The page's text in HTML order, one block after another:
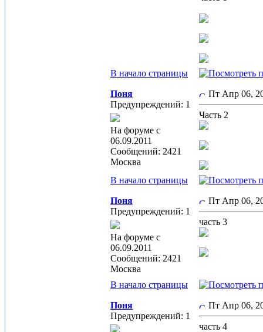
В начало страницы
Поня
Предупреждений: 1
На форуме с
06.09.2011
Сообщений: 2421
Москва
Пт Апр 06,
Часть 2
В начало страницы
Поня
Предупреждений: 1
На форуме с
06.09.2011
Сообщений: 2421
Москва
Пт Апр 06,
часть 3
В начало страницы
Поня
Предупреждений: 1
Пт Апр 06,
часть 4